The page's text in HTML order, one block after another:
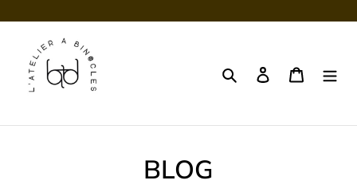
contenu
RechercherSe connecter
Panier
BLOG